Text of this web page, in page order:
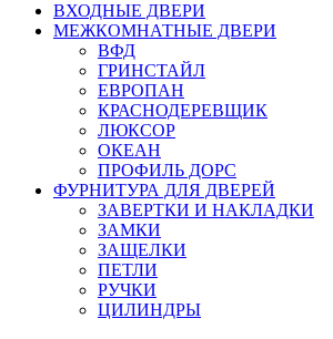
ВХОДНЫЕ ДВЕРИ
МЕЖКОМНАТНЫЕ ДВЕРИ
ВФД
ГРИНСТАЙЛ
ЕВРОПАН
КРАСНОДЕРЕВЩИК
ЛЮКСОР
ОКЕАН
ПРОФИЛЬ ДОРС
ФУРНИТУРА ДЛЯ ДВЕРЕЙ
ЗАВЕРТКИ И НАКЛАДКИ
ЗАМКИ
ЗАЩЕЛКИ
ПЕТЛИ
РУЧКИ
ЦИЛИНДРЫ